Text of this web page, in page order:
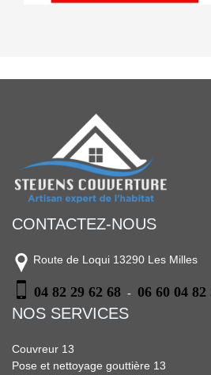
CONTACTEZ-NOUS
Route de Loqui 13290 Les Milles
04 82 29 62 68 - 06 60 04 82
NOS SERVICES
Couvreur 13
Pose et nettoyage gouttière 13